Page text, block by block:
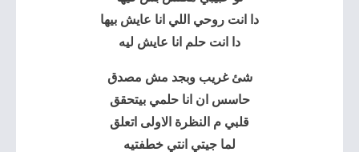
دا انت روحي اللي انا عايش بيها
دا انت حلم انا عايش ليه
شئ غريب وبجد مش مصدق
حاسس ان انا حلمي بيتحقق
قلبي م النظرة الاولى اتعلق
لما جيتي انتي خطفتيه